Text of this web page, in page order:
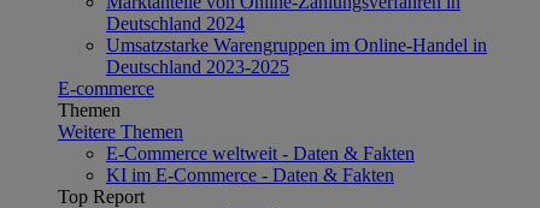
Deutschland 2024
Umsatzstarke Warengruppen im Online-Handel in
Deutschland 2023-2025
E-commerce
Themen
Weitere Themen
E-Commerce weltweit - Daten & Fakten
KI im E-Commerce - Daten & Fakten
Top Report